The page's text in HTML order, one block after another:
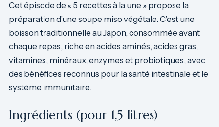
Cet épisode de « 5 recettes à la une » propose la
préparation d’une soupe miso végétale. C’est une
boisson traditionnelle au Japon, consommée avant
chaque repas, riche en acides aminés, acides gras,
vitamines, minéraux, enzymes et probiotiques, avec
des bénéfices reconnus pour la santé intestinale et le
système immunitaire.
Ingrédients (pour 1,5 litres)